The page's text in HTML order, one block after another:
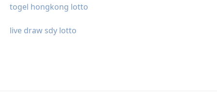
togel hongkong lotto
live draw sdy lotto